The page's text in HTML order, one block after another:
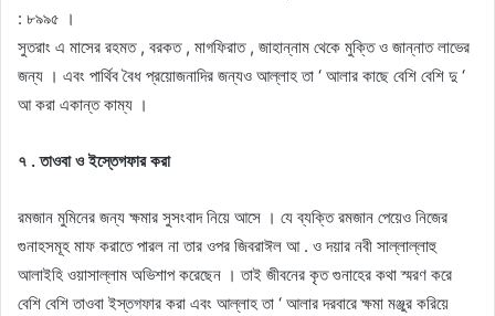
: ৮৯৯৫ ।
সুতরাং এ মাসের রহমত , বরকত , মাগফিরাত , জাহান্নাম থেকে মুক্তি ও জান্নাত লাভের
জন্য । এবং পার্থিব বৈধ প্রয়ােজনাদির জন্যও আল্লাহ তা ‘ আলার কাছে বেশি বেশি দু ‘
আ করা একান্ত কাম্য ।
৭ . তাওবা ও ইস্তেগফার করা
রমজান মুমিনের জন্য ক্ষমার সুসংবাদ নিয়ে আসে । যে ব্যক্তি রমজান পেয়েও নিজের
গুনাহসমূহ মাফ করাতে পারল না তার ওপর জিবরাঈল আ . ও দয়ার নবী সাল্লাল্লাহু
আলাইহি ওয়াসাল্লাম অভিশাপ করেছেন । তাই জীবনের কৃত গুনাহের কথা স্মরণ করে
বেশি বেশি তাওবা ইস্তগফার করা এবং আল্লাহ তা ‘ আলার দরবারে ক্ষমা মঞ্জুর করিয়ে